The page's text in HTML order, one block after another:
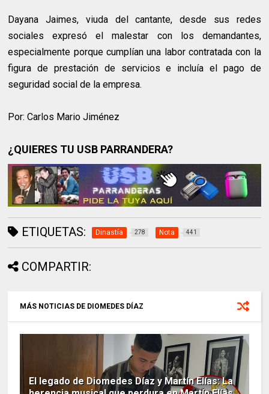
Dayana Jaimes, viuda del cantante, desde sus redes
sociales expresó el malestar con los demandantes,
especialmente porque cumplían una labor contratada con la
figura de prestación de servicios e incluía el pago de
seguridad social de la empresa.
Por: Carlos Mario Jiménez
¿QUIERES TU USB PARRANDERA?
ETIQUETAS: Dinastía 278 Nota 441
COMPARTIR:
MÁS NOTICIAS DE DIOMEDES DÍAZ
El legado de Diomedes Díaz y Martín Elías: La